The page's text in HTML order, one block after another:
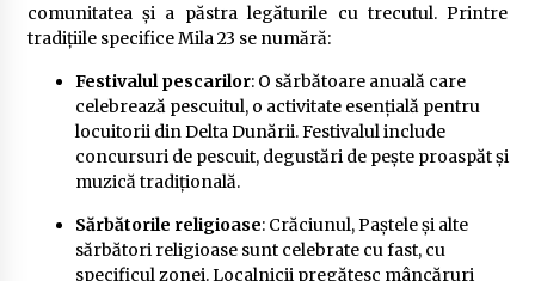
comunitatea și a păstra legăturile cu trecutul. Printre
tradițiile specifice Mila 23 se numără:
Festivalul pescarilor: O sărbătoare anuală care
celebrează pescuitul, o activitate esențială pentru
locuitorii din Delta Dunării. Festivalul include
concursuri de pescuit, degustări de pește proaspăt și
muzică tradițională.
Sărbătorile religioase: Crăciunul, Paștele și alte
sărbători religioase sunt celebrate cu fast, cu
specificul zonei. Localnicii pregătesc mâncăruri